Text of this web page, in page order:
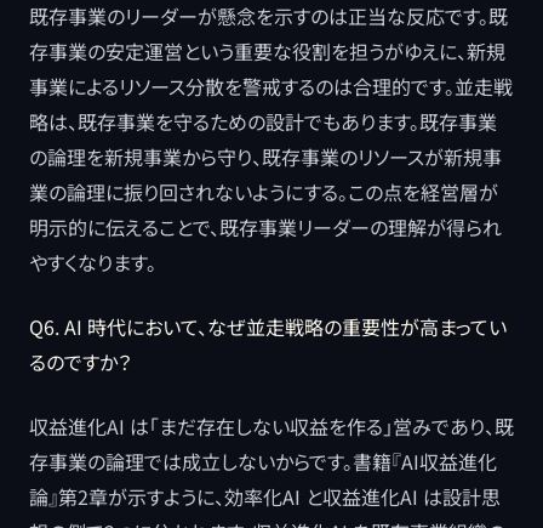
既存事業のリーダーが懸念を示すのは正当な反応です。既
存事業の安定運営という重要な役割を担うがゆえに、新規
事業によるリソース分散を警戒するのは合理的です。並走戦
略は、既存事業を守るための設計でもあります。既存事業
の論理を新規事業から守り、既存事業のリソースが新規事
業の論理に振り回されないようにする。この点を経営層が
明示的に伝えることで、既存事業リーダーの理解が得られ
やすくなります。
Q6. AI 時代において、なぜ並走戦略の重要性が高まってい
るのですか？
収益進化AI は「まだ存在しない収益を作る」営みであり、既
存事業の論理では成立しないからです。書籍『AI収益進化
論』第2章が示すように、効率化AI と収益進化AI は設計思